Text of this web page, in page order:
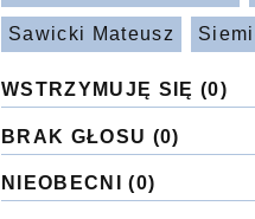
Sawicki Mateusz
WSTRZYMUJĘ SIĘ (0)
BRAK GŁOSU (0)
NIEOBECNI (0)